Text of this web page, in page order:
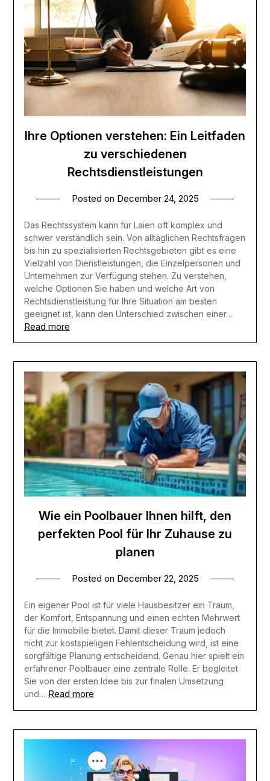
Ihre Optionen verstehen: Ein Leitfaden
zu verschiedenen
Rechtsdienstleistungen
Posted on December 24, 2025
Das Rechtssystem kann für Laien oft komplex und
schwer verständlich sein. Von alltäglichen Rechtsfragen
bis hin zu spezialisierten Rechtsgebieten gibt es eine
Vielzahl von Dienstleistungen, die Einzelpersonen und
Unternehmen zur Verfügung stehen. Zu verstehen,
welche Optionen Sie haben und welche Art von
Rechtsdienstleistung für Ihre Situation am besten
geeignet ist, kann den Unterschied zwischen einer…
Read more
Wie ein Poolbauer Ihnen hilft, den
perfekten Pool für Ihr Zuhause zu
planen
Posted on December 22, 2025
Ein eigener Pool ist für viele Hausbesitzer ein Traum,
der Komfort, Entspannung und einen echten Mehrwert
für die Immobilie bietet. Damit dieser Traum jedoch
nicht zur kostspieligen Fehlentscheidung wird, ist eine
sorgfältige Planung entscheidend. Genau hier spielt ein
erfahrener Poolbauer eine zentrale Rolle. Er begleitet
Sie von der ersten Idee bis zur finalen Umsetzung
und… Read more